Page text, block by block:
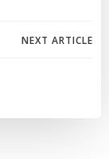
NEXT ARTICLE